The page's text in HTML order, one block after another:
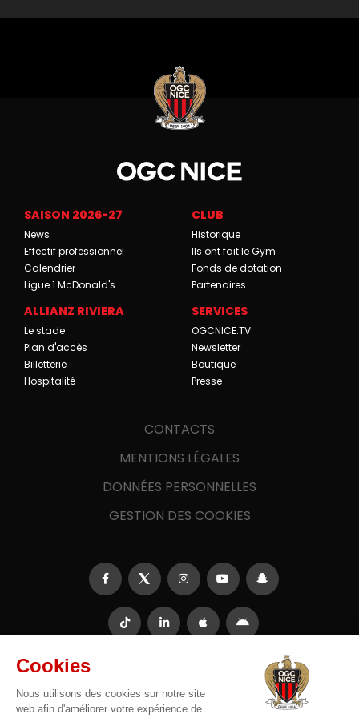
SAISON 2026-27
News
Effectif professionnel
Calendrier
Ligue 1 McDonald's
CLUB
Historique
Ils ont fait le Gym
Fonds de dotation
Partenaires
ALLIANZ RIVIERA
Le stade
Plan d'accès
Billetterie
Hospitalité
SERVICES
OGCNICE.TV
Newsletter
Boutique
Presse
CONTACTS
MENTIONS LÉGALES
DONNÉES PERSONNELLES
GESTION DES COOKIES